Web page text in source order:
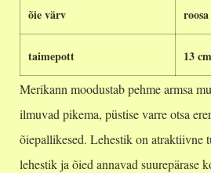
õie värv roosa
taimepott
13 cm
Merikann moodustab pehme armsa
ilmuvad pikema, püstise varre otsa
õiepallikesed. Lehestik on atraktiivne
lehestik ja õied annavad suurepärase